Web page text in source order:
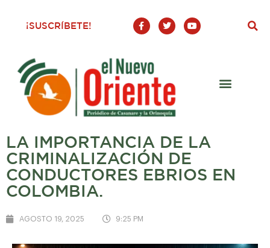
¡SUSCRÍBETE!
F
a
c
o
o
-
T
w
i
Y
o
u
LA IMPORTANCIA DE LA
CRIMINALIZACIÓN DE
CONDUCTORES EBRIOS EN
COLOMBIA.
AGOSTO 19, 2025 9:25 PM